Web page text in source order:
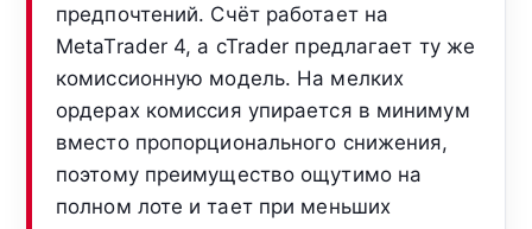
предпочтений. Счёт работает на
MetaTrader 4, а cTrader предлагает ту же
комиссионную модель. На мелких
ордерах комиссия упирается в минимум
вместо пропорционального снижения,
поэтому преимущество ощутимо на
полном лоте и тает при меньших